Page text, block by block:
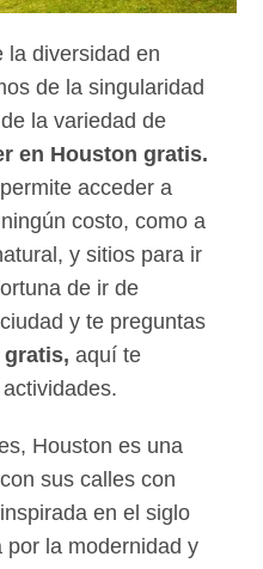
la diversidad en
de la singularidad
la variedad de
en Houston gratis.
acceder a
costo, como a
y sitios para ir
de ir de
y te preguntas
gratis,aquí te
Houston es una
sus calles con
en el siglo
por la modernidad y